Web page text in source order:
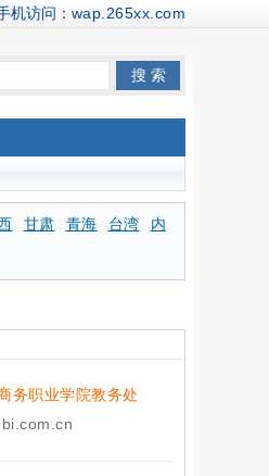
机访问： wap.265xx.com
甘肃 青海 台湾
内
务职业学院教务处